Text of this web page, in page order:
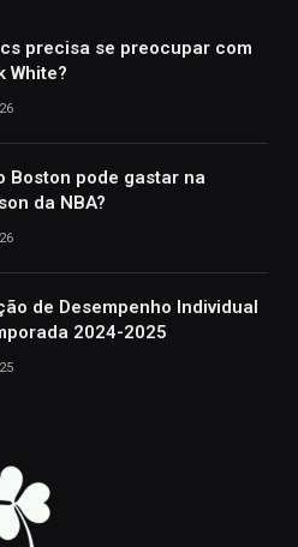
precisa se preocupar com
White?
Boston pode gastar na
da NBA?
de Desempenho Individual
2024-2025